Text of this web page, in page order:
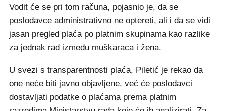
Vodit će se pri tom računa, pojasnio je, da se
poslodavce administrativno ne optereti, ali i da se vidi
jasan pregled plaća po platnim skupinama kao razlike
za jednak rad između muškaraca i žena.
U svezi s transparentnosti plaća, Piletić je rekao da
one neće biti javno objavljene, već će poslodavci
dostavljati podatke o plaćama prema platnim